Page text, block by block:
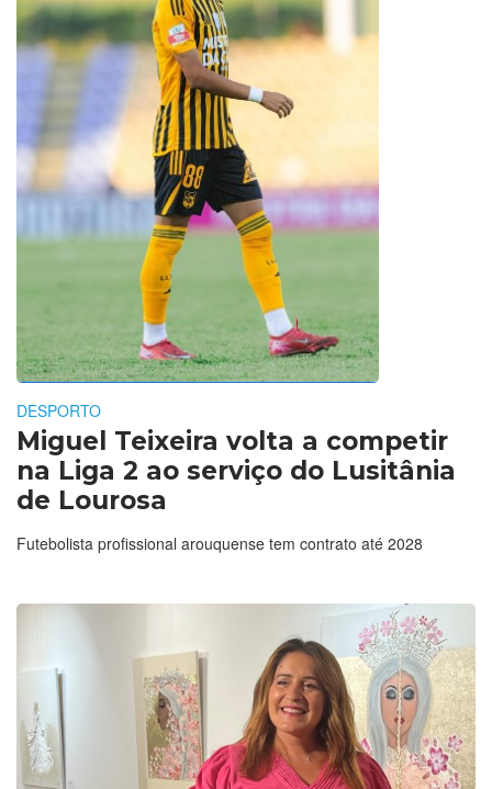
DESPORTO
Miguel Teixeira volta a competir
na Liga 2 ao serviço do Lusitânia
de Lourosa
Futebolista profissional arouquense tem contrato até 2028